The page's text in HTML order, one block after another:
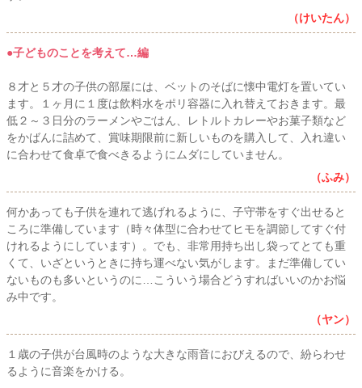
（けいたん）
●子どものことを考えて…編
８才と５才の子供の部屋には、ベットのそばに懐中電灯を置いてい
ます。１ヶ月に１度は飲料水をポリ容器に入れ替えておきます。最
低２～３日分のラーメンやごはん、レトルトカレーやお菓子類など
をかばんに詰めて、賞味期限前に新しいものを購入して、入れ違い
に合わせて食卓で食べきるようにムダにしていません。
（ふみ）
何かあっても子供を連れて逃げれるように、子守帯をすぐ出せると
ころに準備しています（時々体型に合わせてヒモを調節してすぐ付
けれるようにしています）。でも、非常用持ち出し袋ってとても重
くて、いざというときに持ち運べない気がします。まだ準備してい
ないものも多いというのに…こういう場合どうすればいいのかお悩
み中です。
（ヤン）
１歳の子供が台風時のような大きな雨音におびえるので、紛らわせ
るように音楽をかける。